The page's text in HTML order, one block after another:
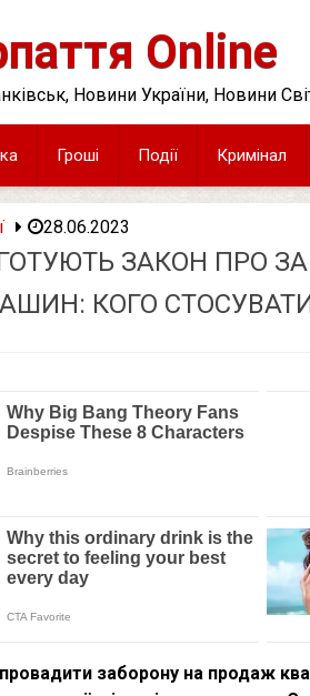
Online
Новини України, Новини
Гроші Події Кримінал
28.06.2023
ЗАКОН ПРО
КОГО
заборону на продаж